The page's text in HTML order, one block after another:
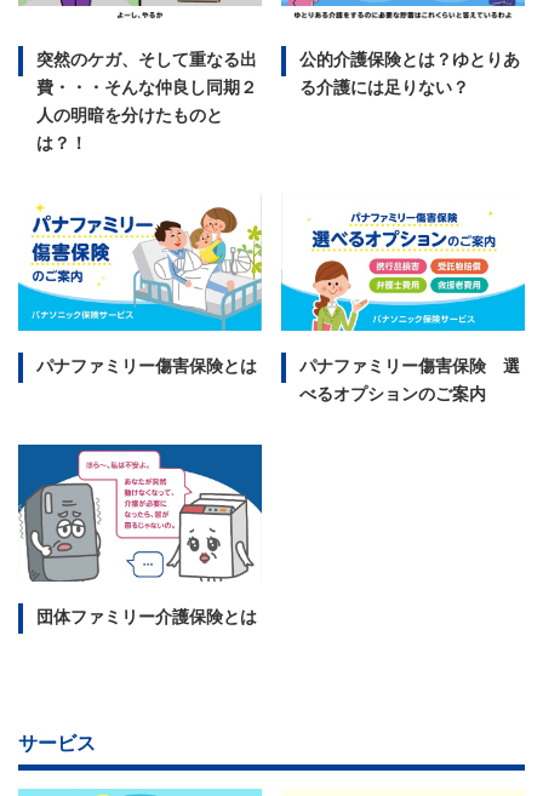
突然のケガ、そして重なる出
費・・・そんな仲良し同期２
人の明暗を分けたものと
は？！
公的介護保険とは？ゆとりあ
る介護には足りない？
パナファミリー傷害保険とは
パナファミリー傷害保険 選
べるオプションのご案内
団体ファミリー介護保険とは
サービス